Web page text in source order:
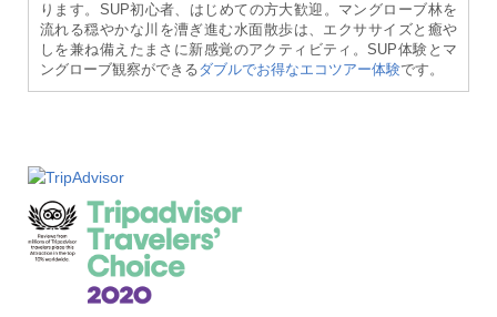
ります。SUP初心者、はじめての方大歓迎。マングローブ林を
流れる穏やかな川を漕ぎ進む水面散歩は、エクササイズと癒や
しを兼ね備えたまさに新感覚のアクティビティ。SUP体験とマ
ングローブ観察ができるダブルでお得なエコツアー体験です。